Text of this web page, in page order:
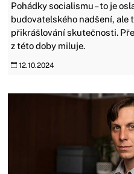
Pohádky socialismu – to je
budovatelského nadšení, ale
přikrášlování skutečnosti.
z této doby miluje.
12.10.2024